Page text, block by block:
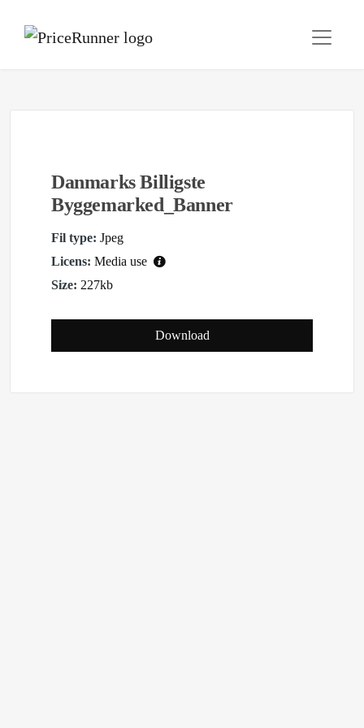
Danmarks Billigste
Byggemarked_Banner
Fil type: Jpeg
Licens: Media use
Size: 227kb
Download